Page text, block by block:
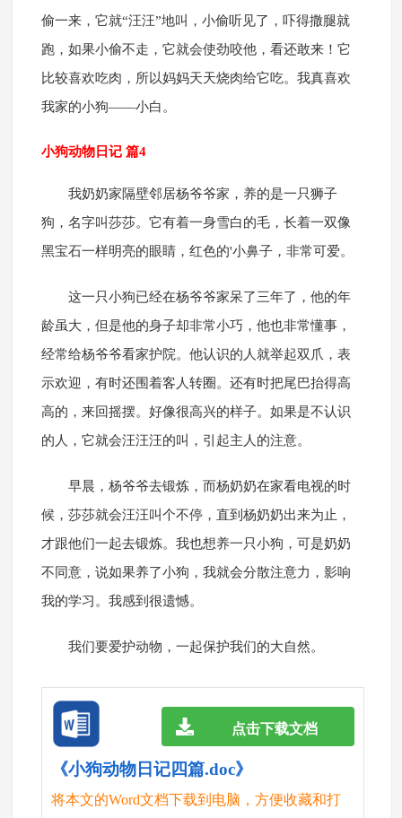
偷一来，它就“汪汪”地叫，小偷听见了，吓得撒腿就
跑，如果小偷不走，它就会使劲咬他，看还敢来！它
比较喜欢吃肉，所以妈妈天天烧肉给它吃。我真喜欢
我家的小狗——小白。
小狗动物日记 篇4
我奶奶家隔壁邻居杨爷爷家，养的是一只狮子
狗，名字叫莎莎。它有着一身雪白的毛，长着一双像
黑宝石一样明亮的眼睛，红色的'小鼻子，非常可爱。
这一只小狗已经在杨爷爷家呆了三年了，他的年
龄虽大，但是他的身子却非常小巧，他也非常懂事，
经常给杨爷爷看家护院。他认识的人就举起双爪，表
示欢迎，有时还围着客人转圈。还有时把尾巴抬得高
高的，来回摇摆。好像很高兴的样子。如果是不认识
的人，它就会汪汪汪的叫，引起主人的注意。
早晨，杨爷爷去锻炼，而杨奶奶在家看电视的时
候，莎莎就会汪汪叫个不停，直到杨奶奶出来为止，
才跟他们一起去锻炼。我也想养一只小狗，可是奶奶
不同意，说如果养了小狗，我就会分散注意力，影响
我的学习。我感到很遗憾。
我们要爱护动物，一起保护我们的大自然。
《小狗动物日记四篇.doc》
将本文的Word文档下载到电脑，方便收藏和打
点击下载文档